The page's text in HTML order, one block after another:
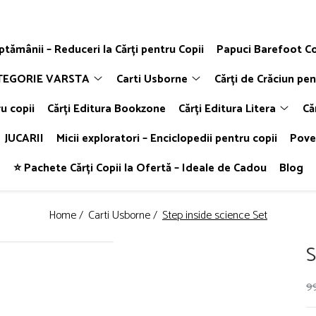
– Reduceri la Cărți pentru Copii
Papuci Barefoot
VARSTA
Carti Usborne
Cărți de Crăciun
copii
Cărți Editura Bookzone Cărți Editura Litera
JUCARII Micii exploratori – Enciclopedii pentru copii
⭐ Pachete Cărți Copii la Ofertă – Ideale de Cadou
Blog
Home / Carti Usborne / Step inside science Set